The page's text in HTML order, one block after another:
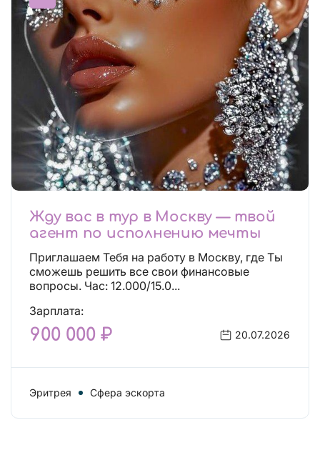
Жду вас в тур в Москву — твой
агент по исполнению мечты
Приглашаем Тебя на работу в Москву, где Ты
сможешь решить все свои финансовые
вопросы. Час: 12.000/15.0...
Зарплата:
900 000 ₽ 20.07.2026
Эритрея Сфера эскорта